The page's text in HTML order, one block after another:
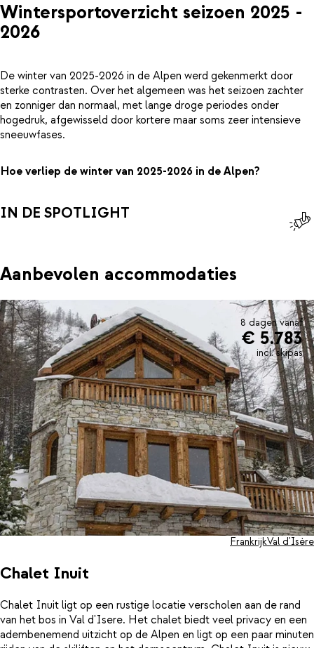
Wintersportoverzicht seizoen 2025 -
2026
De winter van 2025-2026 in de Alpen werd gekenmerkt door
sterke contrasten. Over het algemeen was het seizoen zachter
en zonniger dan normaal, met lange droge periodes onder
hogedruk, afgewisseld door kortere maar soms zeer intensieve
sneeuwfases.
Hoe verliep de winter van 2025-2026 in de Alpen?
IN DE SPOTLIGHT
Aanbevolen accommodaties
8 dagen vanaf
€ 5.783
incl. skipas
Chalet Inuit
FrankrijkVal d'Isère
Chalet Inuit ligt op een rustige locatie verscholen aan de rand
van het bos in Val d'Isere. Het chalet biedt veel privacy en een
adembenemend uitzicht op de Alpen en ligt op een paar minuten